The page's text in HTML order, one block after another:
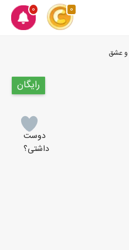
0 0
و عشق
رایگان
دوست
داشتی؟